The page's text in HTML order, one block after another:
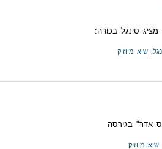
סינגל בכורה:
שיא מיוזיק
אדר" בגירסה
שיא מיוזיק